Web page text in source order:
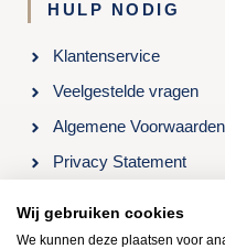
HULP NODIG
Klantenservice
Veelgestelde vragen
Algemene Voorwaarden
Privacy Statement
Wij gebruiken cookies
We kunnen deze plaatsen voor